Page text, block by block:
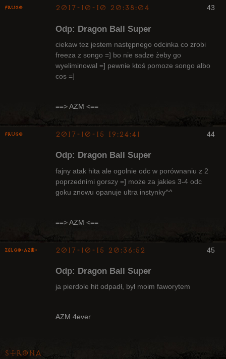
43
Frugo 2017-10-10 20:38:04
Odp: Dragon Ball Super
ciekaw tez jestem następnego odcinka co zrobi
freeza z songo =] bo nie sadze żeby go
wyeliminowal =] pewnie ktoś pomoze songo albo
cos =]
==> AZM <==
44
Frugo 2017-10-15 19:24:41
Odp: Dragon Ball Super
fajny atak hita ale ogolnie odc w porównaniu z 2
poprzednimi gorszy =] może za jakies 3-4 odc
goku znowu opanuje ultra instynky^^
==> AZM <==
45
ZelgO-AZM- 2017-10-15 20:36:52
Odp: Dragon Ball Super
ja pierdole hit odpadł, był moim faworytem
AZM 4ever
Strona